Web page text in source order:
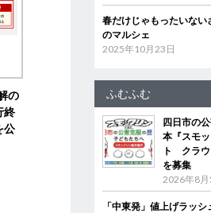
の
終
公
春だけじゃもったいな
のマルシェ
2025年10月23日
ふむふむ
四日市の
本『スモ
ト クラウ
を募集
2026年8月
「中東発」値上げラッ